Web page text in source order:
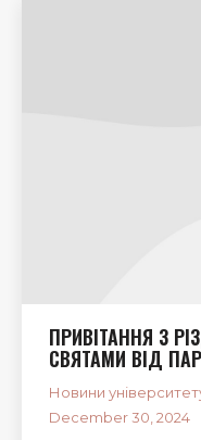
ПРИВІТАННЯ З
СВЯТАМИ ВІД
Новини
December 30, 2024